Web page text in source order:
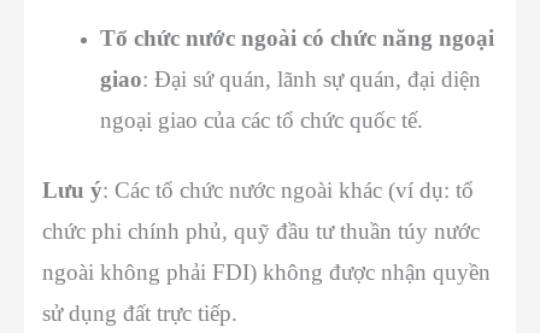
Tổ chức nước ngoài có chức năng ngoại
giao: Đại sứ quán, lãnh sự quán, đại diện
ngoại giao của các tổ chức quốc tế.
Lưu ý: Các tổ chức nước ngoài khác (ví dụ: tổ
chức phi chính phủ, quỹ đầu tư thuần túy nước
ngoài không phải FDI) không được nhận quyền
sử dụng đất trực tiếp.